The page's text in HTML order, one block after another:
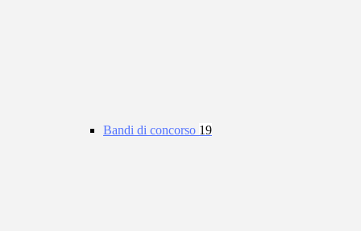
Bandi di concorso 19